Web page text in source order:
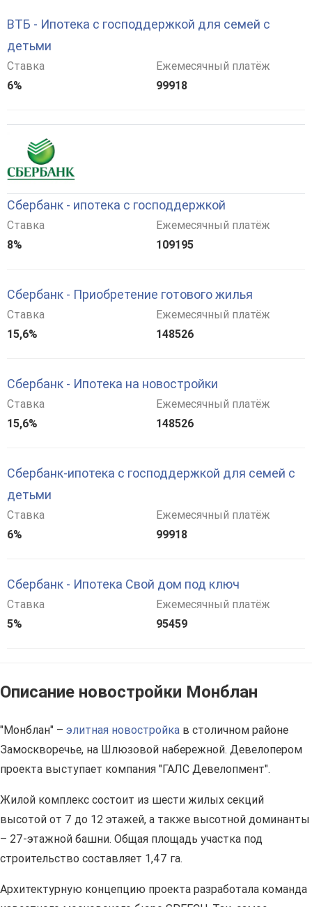
ВТБ - Ипотека с господдержкой для семей с
детьми
Ставка
6%
Ежемесячный платёж
99918
Сбербанк - ипотека с господдержкой
Ставка
8%
Ежемесячный платёж
109195
Сбербанк - Приобретение готового жилья
Ставка
15,6%
Ежемесячный платёж
148526
Сбербанк - Ипотека на новостройки
Ставка
15,6%
Ежемесячный платёж
148526
Сбербанк-ипотека с господдержкой для семей с
детьми
Ставка
6%
Ежемесячный платёж
99918
Сбербанк - Ипотека Свой дом под ключ
Ставка
5%
Ежемесячный платёж
95459
Описание новостройки Монблан
"Монблан" – элитная новостройка в столичном районе
Замоскворечье, на Шлюзовой набережной. Девелопером
проекта выступает компания "ГАЛС Девелопмент".
Жилой комплекс состоит из шести жилых секций
высотой от 7 до 12 этажей, а также высотной доминанты
– 27-этажной башни. Общая площадь участка под
строительство составляет 1,47 га.
Архитектурную концепцию проекта разработала команда